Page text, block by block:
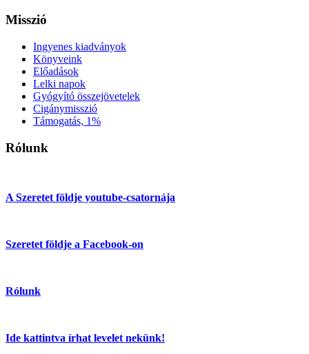
Misszió
Ingyenes kiadványok
Könyveink
Előadások
Lelki napok
Gyógyító összejövetelek
Cigánymisszió
Támogatás, 1%
Rólunk
A Szeretet földje youtube-csatornája
Szeretet földje a Facebook-on
Rólunk
Ide kattintva írhat levelet nekünk!